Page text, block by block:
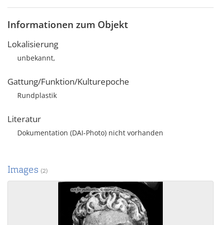
Informationen zum Objekt
Lokalisierung
unbekannt,
Gattung/Funktion/Kulturepoche
Rundplastik
Literatur
Dokumentation (DAI-Photo) nicht vorhanden
Images (2)